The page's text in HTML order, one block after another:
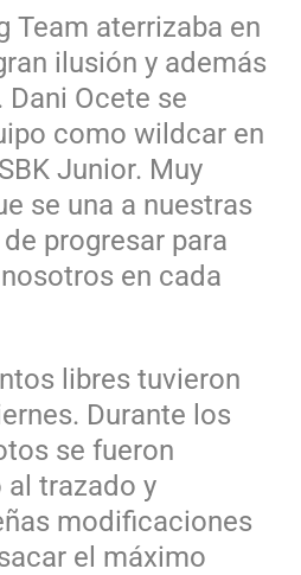
Team aterrizaba en
ilusión y además
Ocete se
como wildcar en
Junior. Muy
se una a nuestras
progresar para
en cada
libres tuvieron
Durante los
se fueron
trazado y
modificaciones
el máximo